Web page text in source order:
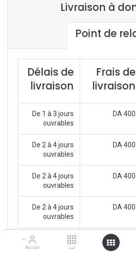
الفئة Account
Livraison à
Point de
Frais de
livraison​
Délais de
livraison​
400 DA
De 1 à 3 jours
ouvrables
400 DA
De 2 à 4 jours
ouvrables
400 DA
De 2 à 4 jours
ouvrables
400 DA
De 2 à 4 jours
ouvrables
De 2 à 4 jours
ouvrables